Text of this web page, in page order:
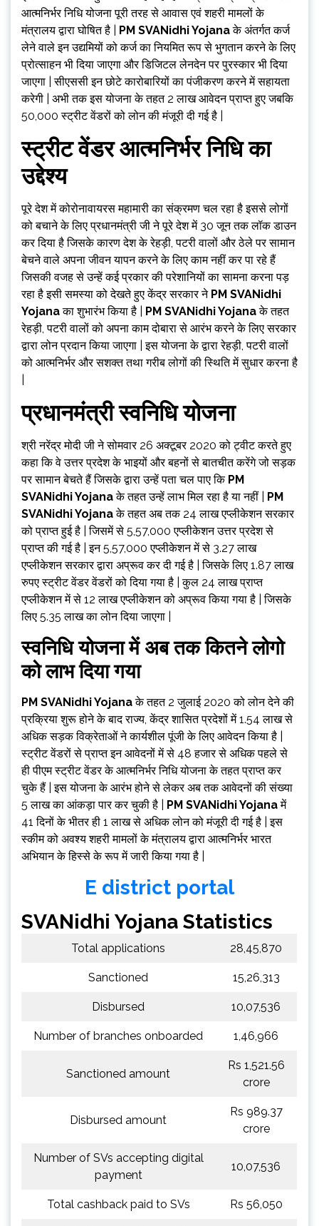
आत्मनिर्भर निधि योजना पूरी तरह से आवास एवं शहरी मामलों के
मंत्रालय द्वारा घोषित है | PM SVANidhi Yojanaके अंतर्गत कर्ज
लेने वाले इन उद्यमियों को कर्ज का नियमित रूप से भुगतान करने के लिए
प्रोत्साहन भी दिया जाएगा और डिजिटल लेनदेन पर पुरस्कार भी दिया
जाएगा | सीएससी इन छोटे कारोबारियों का पंजीकरण करने में सहायता
करेगी | अभी तक इस योजना के तहत 2 लाख आवेदन प्राप्त हुए जबकि
50,000 स्ट्रीट वेंडरों को लोन की मंजूरी दी गई है |
स्ट्रीट वेंडर आत्मनिर्भर निधि का
उद्देश्य
पूरे देश में कोरोनावायरस महामारी का संक्रमण चल रहा है इससे लोगों
को बचाने के लिए प्रधानमंत्री जी ने पूरे देश में 30 जून तक लॉक डाउन
कर दिया है जिसके कारण देश के रेहड़ी, पटरी वालों और ठेले पर सामान
बेचने वाले अपना जीवन यापन करने के लिए काम नहीं कर पा रहे हैं
जिसकी वजह से उन्हें कई प्रकार की परेशानियों का सामना करना पड़
रहा है इसी समस्या को देखते हुए केंद्र सरकार ने PM SVANidhi
Yojanaका शुभारंभ किया है | PM SVANidhi Yojanaके तहत
रेहड़ी, पटरी वालों को अपना काम दोबारा से आरंभ करने के लिए सरकार
द्वारा लोन प्रदान किया जाएगा | इस योजना के द्वारा रेहड़ी, पटरी वालों
को आत्मनिर्भर और सशक्त तथा गरीब लोगों की स्थिति में सुधार करना है
प्रधानमंत्री स्वनिधि योजना
श्री नरेंद्र मोदी जी ने सोमवार 26 अक्टूबर 2020 को ट्वीट करते हुए
कहा कि वे उत्तर प्रदेश के भाइयों और बहनों से बातचीत करेंगे जो सड़क
पर सामान बेचते हैं जिसके द्वारा उन्हें पता चल पाए कि PM
SVANidhi Yojanaके तहत उन्हें लाभ मिल रहा है या नहीं | PM
SVANidhi Yojanaके तहत अब तक 24 लाख एप्लीकेशन सरकार
को प्राप्त हुई है | जिसमें से 5,57,000 एप्लीकेशन उत्तर प्रदेश से
प्राप्त की गई है | इन 5,57,000 एप्लीकेशन में से 3.27 लाख
एप्लीकेशन सरकार द्वारा अप्रूव कर दी गई है | जिसके लिए 1.87 लाख
रुपए स्ट्रीट वेंडर वेंडरों को दिया गया है | कुल 24 लाख प्राप्त
एप्लीकेशन में से 12 लाख एप्लीकेशन को अप्रूव किया गया है | जिसके
लिए 5.35 लाख का लोन दिया जाएगा |
स्वनिधि योजना में अब तक कितने लोगो
को लाभ दिया गया
PM SVANidhi Yojanaके तहत 2 जुलाई 2020 को लोन देने की
प्रक्रिया शुरू होने के बाद राज्य, केंद्र शासित प्रदेशों में 1.54 लाख से
अधिक सड़क विक्रेताओं ने कार्यशील पूंजी के लिए आवेदन किया है |
स्ट्रीट वेंडरों से प्राप्त इन आवेदनों में से 48 हजार से अधिक पहले से
ही पीएम स्ट्रीट वेंडर के आत्मनिर्भर निधि योजना के तहत प्राप्त कर
चुके हैं | इस योजना के आरंभ होने से लेकर अब तक आवेदनों की संख्या
5 लाख का आंकड़ा पार कर चुकी है | PM SVANidhi Yojanaमें
41 दिनों के भीतर ही 1 लाख से अधिक लोन को मंजूरी दी गई है | इस
स्कीम को अवश्य शहरी मामलों के मंत्रालय द्वारा आत्मनिर्भर भारत
अभियान के हिस्से के रूप में जारी किया गया है |
E district portal
SVANidhi Yojana Statistics
Total applications 28,45,870
Sanctioned 15,26,313
Disbursed 10,07,536
Number of branches onboarded 1,46,966
Sanctioned amount
Rs 1,521.56
crore
Disbursed amount
Rs 989.37
crore
Number of SVs accepting digital
payment
10,07,536
Total cashback paid to SVs Rs 56,050